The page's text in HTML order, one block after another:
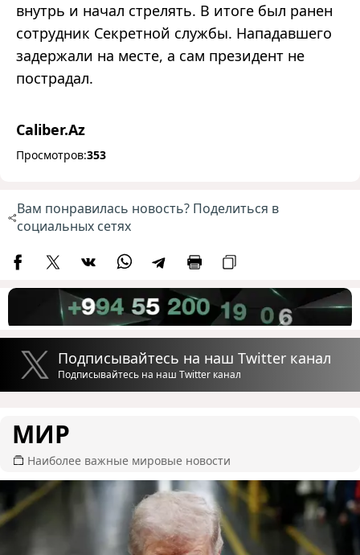
внутрь и начал стрелять. В итоге был ранен
сотрудник Секретной службы. Нападавшего
задержали на месте, а сам президент не
пострадал.
Caliber.Az
Просмотров:353
Вам понравилась новость? Поделиться в
социальных сетях
Подписывайтесь на наш Twitter канал
Подписывайтесь на наш Twitter канал
МИР
Наиболее важные мировые новости